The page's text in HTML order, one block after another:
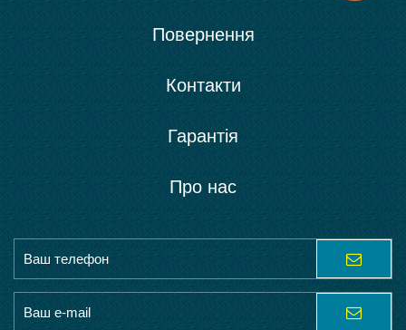
Повернення
Контакти
Гарантія
Про нас